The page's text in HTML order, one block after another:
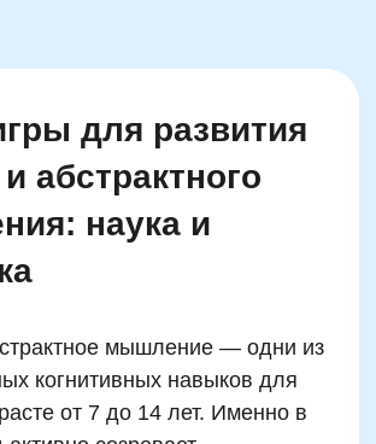
ученика, который
с ребенком, или просто
Логика тут выступает
но и как форма
числа становятся
— ключом от запертой